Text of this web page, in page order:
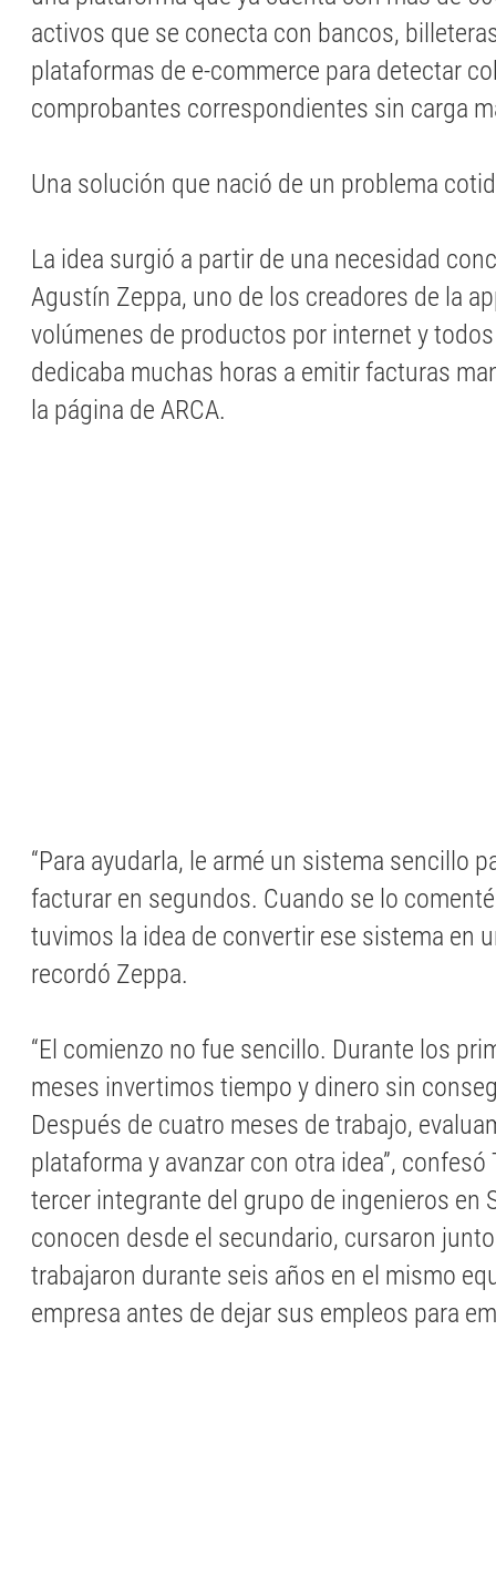
activos que se conecta con bancos,
plataformas de e-commerce para detectar
comprobantes correspondientes sin carga
Una solución que nació de un problema
La idea surgió a partir de una necesidad
Agustín Zeppa, uno de los creadores de la
volúmenes de productos por internet y
dedicaba muchas horas a emitir facturas
la página de ARCA.
“Para ayudarla, le armé un sistema sencillo
facturar en segundos. Cuando se lo
tuvimos la idea de convertir ese sistema en
recordó Zeppa.
“El comienzo no fue sencillo. Durante los
meses invertimos tiempo y dinero sin
Después de cuatro meses de trabajo,
plataforma y avanzar con otra idea”, confesó
tercer integrante del grupo de ingenieros en
conocen desde el secundario, cursaron
trabajaron durante seis años en el mismo
empresa antes de dejar sus empleos para